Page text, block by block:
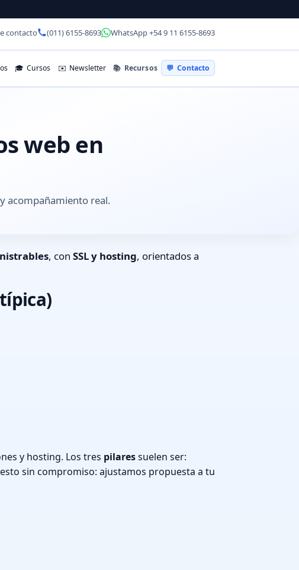
contacto (011) 6155-8693 WhatsApp +54 9 11 6155-8693
🎓 Cursos ✉️ Newsletter 📚 Recursos 💬 Contacto
web en
acompañamiento real.
, con SSL y hosting, orientados a
y hosting. Los tres pilaressuelen ser:
sin compromiso: ajustamos propuesta a tu